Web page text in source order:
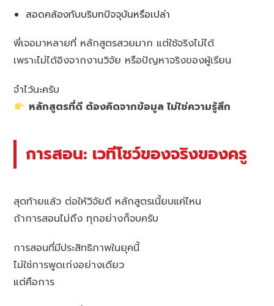
สอดคล้องกับบริบทปัจจุบันหรือเปล่า
พี่เจอมาหลายที่ หลักสูตรสวยมาก แต่ใช้จริงไม่ได้
เพราะไม่ได้อิงจากงานวิจัย หรือปัญหาจริงของผู้เรียน
จำไว้นะครับ
หลักสูตรที่ดี ต้องคิดจากข้อมูล ไม่ใช่ความรู้สึก
การสอน: เวทีโชว์ของจริงของครู
สุดท้ายแล้ว ต่อให้วิจัยดี หลักสูตรเนี้ยบแค่ไหน
ถ้าการสอนไม่ถึง ทุกอย่างก็จบครับ
การสอนที่มีประสิทธิภาพในยุคนี้
ไม่ใช่การพูดเก่งอย่างเดียว
แต่คือการ